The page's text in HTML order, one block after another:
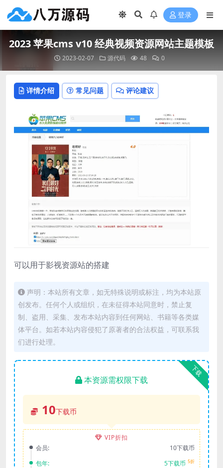
登录
2023 苹果cms v10 经典视频资源网站主题模板
2023-02-07 源代码 48 0
详情介绍 常见问题 评论建议
可以用于影视资源站的搭建
声明：本站所有文章，如无特殊说明或标注，均为本站原
创发布。任何个人或组织，在未征得本站同意时，禁止复
制、盗用、采集、发布本站内容到任何网站、书籍等各类媒
体平台。如若本站内容侵犯了原著者的合法权益，可联系我
们进行处理。
下载
本资源需权限下载
10下载币
VIP折扣
会员:
10下载币
包年:
5下载币 5折